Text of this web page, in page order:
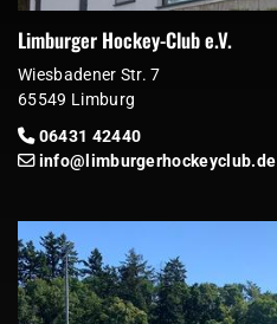
Limburger Hockey-Club e.V.
Wiesbadener Str. 7
65549 Limburg
06431 42440
info@limburgerhockeyclub.de